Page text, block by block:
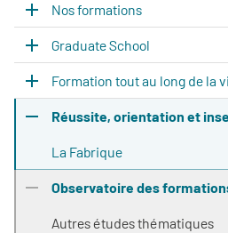
Nos formations
Graduate School
Formation tout au long de la
Réussite, orientation et
La Fabrique
Observatoire des
Autres études thématiques